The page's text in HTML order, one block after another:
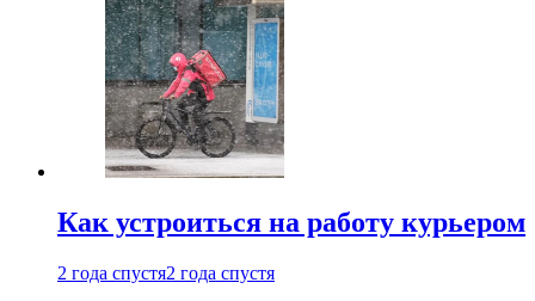
Как устроиться на работу курьером
2 года спустя2 года спустя